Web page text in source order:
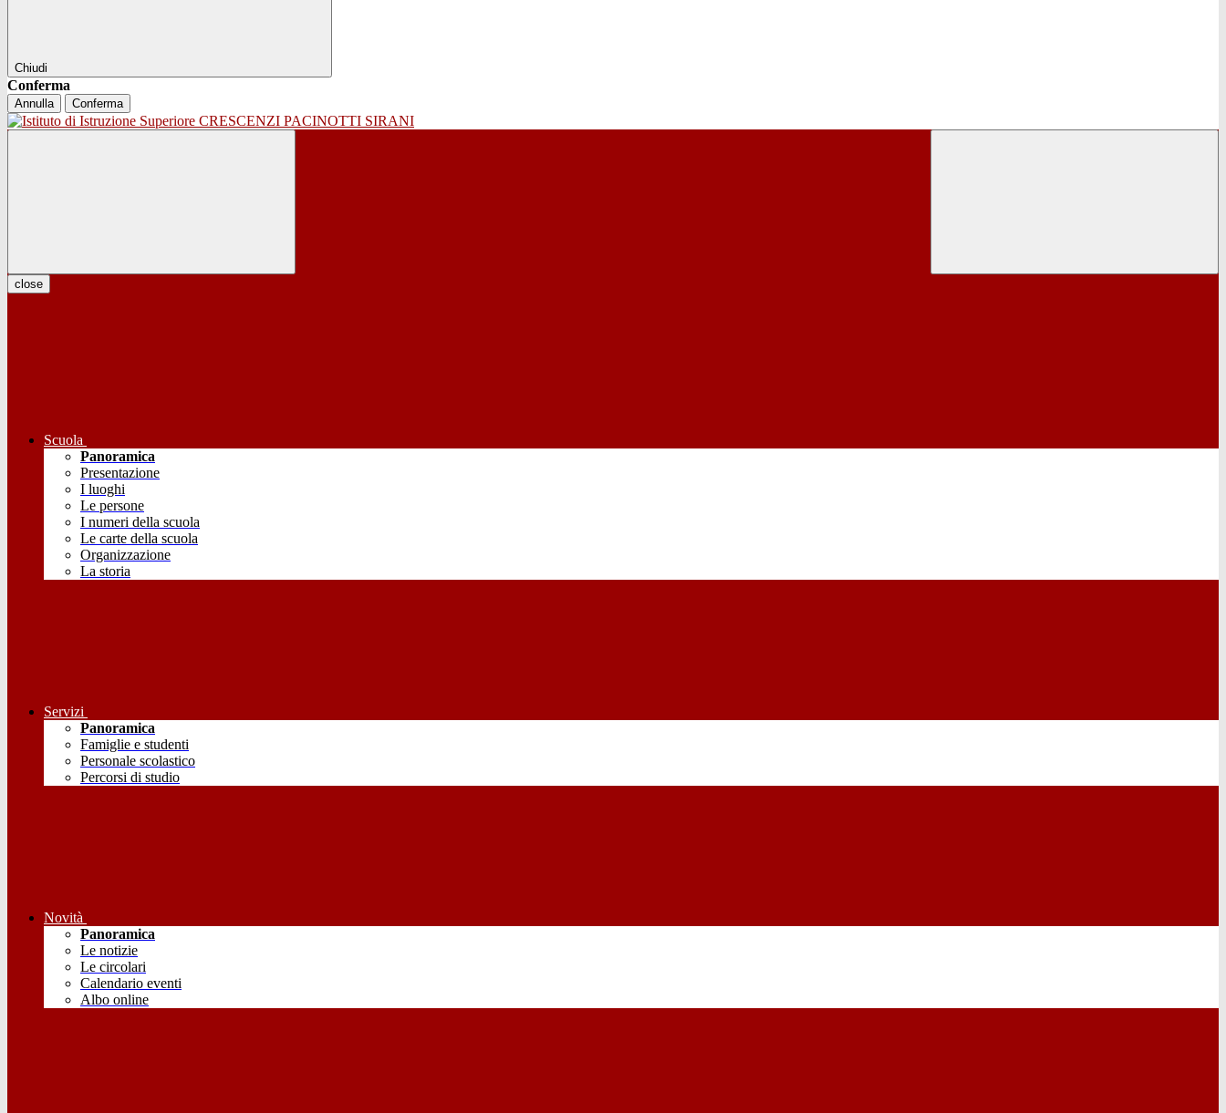
Chiudi
Conferma
Annulla Conferma
close
Scuola
Panoramica
Presentazione
I luoghi
Le persone
I numeri della scuola
Le carte della scuola
Organizzazione
La storia
Servizi
Panoramica
Famiglie e studenti
Personale scolastico
Percorsi di studio
Novità
Panoramica
Le notizie
Le circolari
Calendario eventi
Albo online